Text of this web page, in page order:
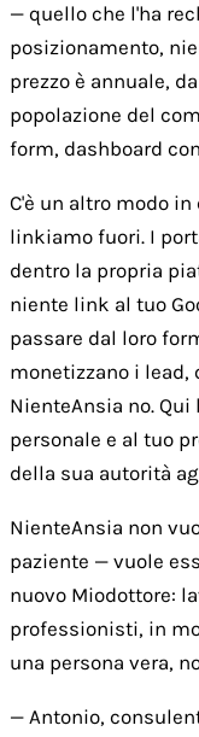
— quello che l'ha
posizionamento,
prezzo è annuale,
popolazione del
form, dashboard
C'è un altro modo
linkiamo fuori. I
dentro la propria
niente link al tuo
passare dal loro
monetizzano i
NienteAnsia no.
personale e al tuo
della sua autorità
NienteAnsia non
paziente — vuole
nuovo Miodottore:
professionisti, in
una persona vera,
— Antonio,